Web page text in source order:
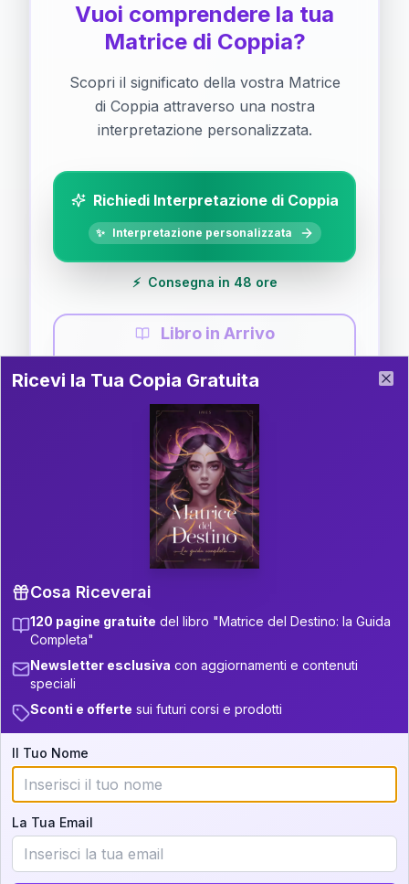
Vuoi comprendere la tua
Matrice di Coppia?
Scopri il significato della vostra Matrice
di Coppia attraverso una nostra
interpretazione personalizzata.
Richiedi Interpretazione di Coppia
✨ Interpretazione personalizzata
⚡ Consegna in 48 ore
Libro in Arrivo
Guida completa di Coppia
Il libro è in fase di scrittura. Iscriviti alla newsletter
per ricevere aggiornamenti!
P.S. Interpretazione parziale
gratuita
Scorri più in basso per vedere
un'interpretazione parziale gratuita della tua
Iscriviti alla newsletter per ricevere
aggiornamenti quando sarà disponibile.
Cosa scoprirete nella vostra
interpretazione:
💕 Come rafforzare la vostra unione
Ricevi la Tua Copia Gratuita del Libro
Ricevi la Tua Copia Gratuita
Cosa Riceverai
120 pagine gratuite del libro "Matrice del Destino: la Guida
Completa"
Newsletter esclusiva con aggiornamenti e contenuti
speciali
Sconti e offerte sui futuri corsi e prodotti
Il Tuo Nome
La Tua Email